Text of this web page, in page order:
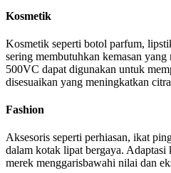
Kosmetik
Kosmetik seperti botol parfum,
sering membutuhkan kemasan
500VC dapat digunakan untuk
disesuaikan yang meningkatkan
Fashion
Aksesoris seperti perhiasan, ikat
dalam kotak lipat bergaya. Adaptasi
merek menggarisbawahi nilai dan